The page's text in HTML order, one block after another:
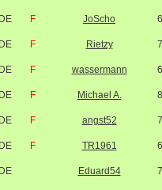
DE F JoScho
DE F Rietzy
DE F wassermann
DE F Michael A.
DE F angst52
DE F TR1961
DE Eduard54